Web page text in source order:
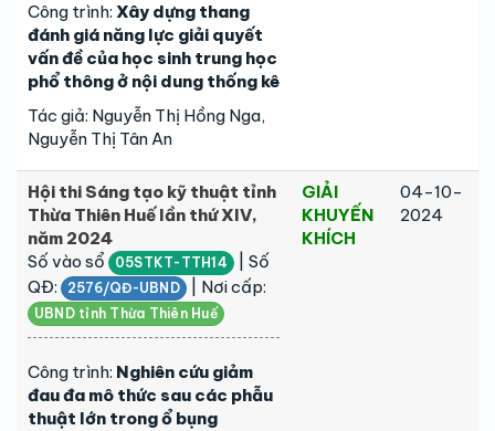
Công trình: Xây dựng thang
đánh giá năng lực giải quyết
vấn đề của học sinh trung học
phổ thông ở nội dung thống kê
Tác giả: Nguyễn Thị Hồng Nga,
Nguyễn Thị Tân An
Hội thi Sáng tạo kỹ thuật tỉnh
Thừa Thiên Huế lần thứ XIV,
năm 2024
Số vào sổ
05STKT-TTH14 | Số
QĐ:
2576/QĐ-UBND | Nơi cấp:
UBND tỉnh Thừa Thiên Huế
Công trình: Nghiên cứu giảm
đau đa mô thức sau các phẫu
thuật lớn trong ổ bụng
GIẢI
KHUYẾN
KHÍCH
04-10-
2024